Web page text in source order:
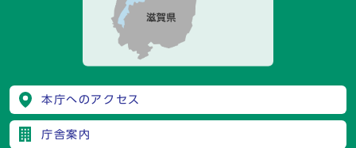
本庁へのアクセス
庁舎案内